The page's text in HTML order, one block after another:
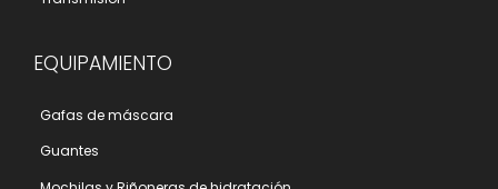
EQUIPAMIENTO
Gafas de máscara
Guantes